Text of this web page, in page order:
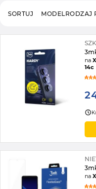
MODELRODZAJ
SORTUJ
na
14c
na